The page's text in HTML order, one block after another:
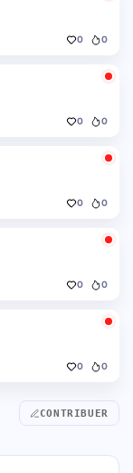
0 0
0 0
0 0
0 0
0 0
CONTRIBUER